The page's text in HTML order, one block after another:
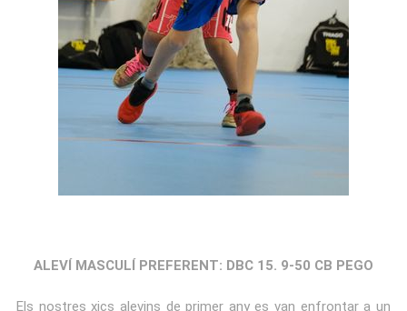
ALEVÍ MASCULÍ PREFERENT: DBC 15. 9-50 CB PEGO
Els nostres xics alevins de primer any es van enfrontar a un